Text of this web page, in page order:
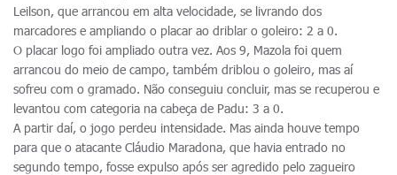
Leilson, que arrancou em alta velocidade, se livrando dos
marcadores e ampliando o placar ao driblar o goleiro: 2 a 0.
O placar logo foi ampliado outra vez. Aos 9, Mazola foi quem
arrancou do meio de campo, também driblou o goleiro, mas aí
sofreu com o gramado. Não conseguiu concluir, mas se recuperou e
levantou com categoria na cabeça de Padu: 3 a 0.
A partir daí, o jogo perdeu intensidade. Mas ainda houve tempo
para que o atacante Cláudio Maradona, que havia entrado no
segundo tempo, fosse expulso após ser agredido pelo zagueiro